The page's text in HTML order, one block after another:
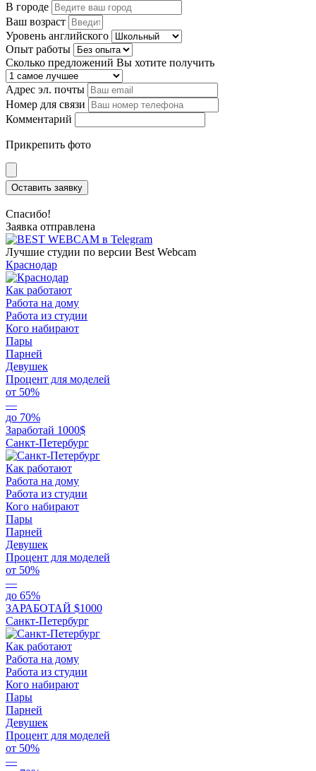
В городе
Ваш возраст
Уровень английского
Опыт работы
Сколько предложений Вы хотите получить
Адрес эл. почты
Номер для связи
Комментарий
Прикрепить фото
Оставить заявку
Спасибо!
Заявка отправлена
Лучшие студии по версии Best Webcam
Краснодар
Как работают
Работа на дому
Работа из студии
Кого набирают
Пары
Парней
Девушек
Процент для моделей
от 50%
—
до 70%
Заработай 1000$
Санкт-Петербург
Как работают
Работа на дому
Работа из студии
Кого набирают
Пары
Парней
Девушек
Процент для моделей
от 50%
—
до 65%
ЗАРАБОТАЙ $1000
Санкт-Петербург
Как работают
Работа на дому
Работа из студии
Кого набирают
Пары
Парней
Девушек
Процент для моделей
от 50%
—